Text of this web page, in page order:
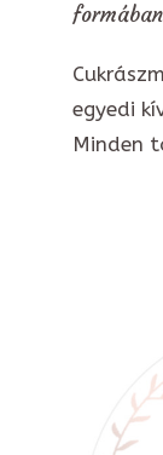
egyedi
Minden